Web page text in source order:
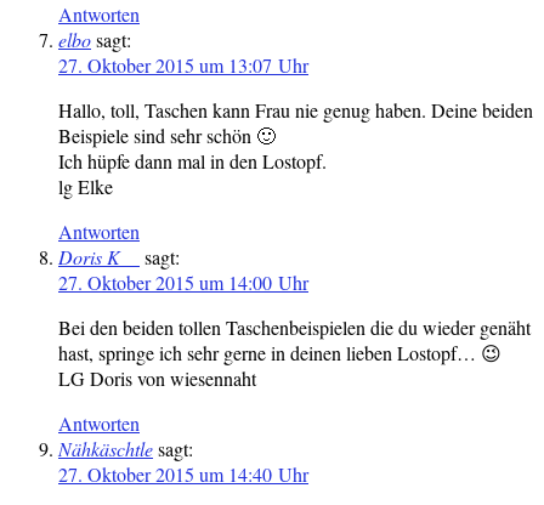
Antworten
elbosagt:
27. Oktober 2015 um 13:07 Uhr
Hallo, toll, Taschen kann Frau nie genug haben. Deine beiden
Beispiele sind sehr schön 🙂
Ich hüpfe dann mal in den Lostopf.
lg Elke
Antworten
Doris K__
sagt:
27. Oktober 2015 um 14:00 Uhr
Bei den beiden tollen Taschenbeispielen die du wieder genäht
hast, springe ich sehr gerne in deinen lieben Lostopf… 😉
LG Doris von wiesennaht
Antworten
Nähkäschtlesagt:
27. Oktober 2015 um 14:40 Uhr